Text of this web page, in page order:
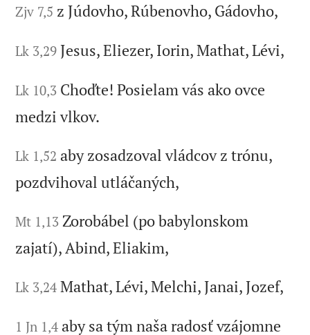
Zjv 7,5 z Júdovho, Rúbenovho, Gádovho,
Lk 3,29 Jesus, Eliezer, Iorin, Mathat, Lévi,
Lk 10,3 Choďte! Posielam vás ako ovce
medzi vlkov.
Lk 1,52 aby zosadzoval vládcov z trónu,
pozdvihoval utláčaných,
Mt 1,13 Zorobábel (po babylonskom
zajatí), Abind, Eliakim,
Lk 3,24 Mathat, Lévi, Melchi, Janai, Jozef,
1 Jn 1,4 aby sa tým naša radosť vzájomne